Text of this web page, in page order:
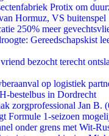
Protix om
Hormuz, VS buitenspel
250% meer
Gereedschapskist
bezocht terecht
op logistiek
bestelbus in Dordrecht
zorgprofessional Jan B.
Formule 1-seizoen
onder grens met Wit-